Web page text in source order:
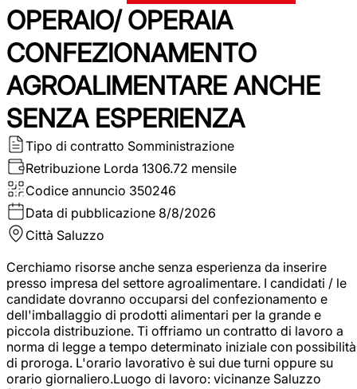
OPERAIO/ OPERAIA
CONFEZIONAMENTO
AGROALIMENTARE ANCHE
SENZA ESPERIENZA
Tipo di contratto Somministrazione
Retribuzione Lorda 1306.72 mensile
Codice annuncio 350246
Data di pubblicazione 8/8/2026
Città Saluzzo
Cerchiamo risorse anche senza esperienza da inserire
presso impresa del settore agroalimentare. I candidati / le
candidate dovranno occuparsi del confezionamento e
dell'imballaggio di prodotti alimentari per la grande e
piccola distribuzione. Ti offriamo un contratto di lavoro a
norma di legge a tempo determinato iniziale con possibilità
di proroga. L'orario lavorativo è sui due turni oppure su
orario giornaliero.Luogo di lavoro: vicinanze Saluzzo